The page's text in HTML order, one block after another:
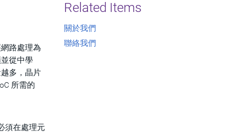
路處理為
從中學
多，晶片
所需的
須在處理元
Related Items
關於我們
聯絡我們